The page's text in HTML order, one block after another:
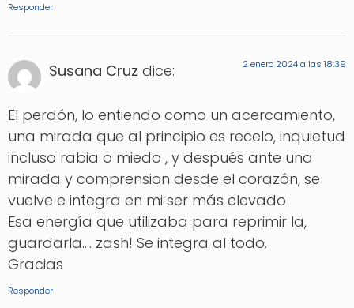
Responder
Susana Cruz dice: 2 enero 2024 a las 18:39
El perdón, lo entiendo como un acercamiento,
una mirada que al principio es recelo, inquietud
incluso rabia o miedo , y después ante una
mirada y comprension desde el corazón, se
vuelve e integra en mi ser más elevado
Esa energía que utilizaba para reprimir la,
guardarla…. zash! Se integra al todo.
Gracias
Responder